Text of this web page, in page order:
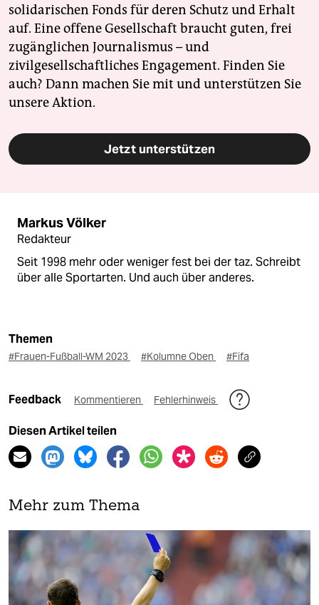
solidarischen Fonds für deren Schutz und Erhalt
auf. Eine offene Gesellschaft braucht guten, frei
zugänglichen Journalismus – und
zivilgesellschaftliches Engagement. Finden Sie
auch? Dann machen Sie mit und unterstützen Sie
unsere Aktion.
Jetzt unterstützen
Markus Völker
Redakteur
Seit 1998 mehr oder weniger fest bei der taz. Schreibt
über alle Sportarten. Und auch über anderes.
Themen
#Frauen-Fußball-WM 2023 #Kolumne Oben #Fifa
Feedback Kommentieren Fehlerhinweis
Diesen Artikel teilen
Mehr zum Thema